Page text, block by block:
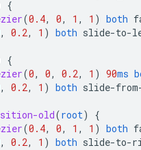
{
(0.4, 0, 1 , 1 ) both
, 0.2, 1 ) both slide-to-
{
(0, 0, 0.2, 1 ) 90ms
, 0.2, 1 ) both slide-
old(root)
{
(0.4, 0, 1 , 1 ) both
, 0.2, 1 ) both slide-to-